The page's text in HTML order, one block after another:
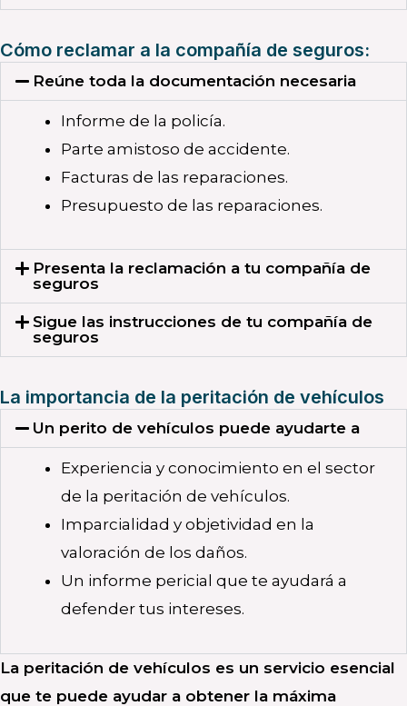
Cómo reclamar a la compañía de seguros:
Reúne toda la documentación necesaria
Informe de la policía.
Parte amistoso de accidente.
Facturas de las reparaciones.
Presupuesto de las reparaciones.
Presenta la reclamación a tu compañía de
seguros
Sigue las instrucciones de tu compañía de
seguros
La importancia de la peritación de vehículos
Un perito de vehículos puede ayudarte a
Experiencia y conocimiento en el sector
de la peritación de vehículos.
Imparcialidad y objetividad en la
valoración de los daños.
Un informe pericial que te ayudará a
defender tus intereses.
La peritación de vehículos es un servicio esencial
que te puede ayudar a obtener la máxima